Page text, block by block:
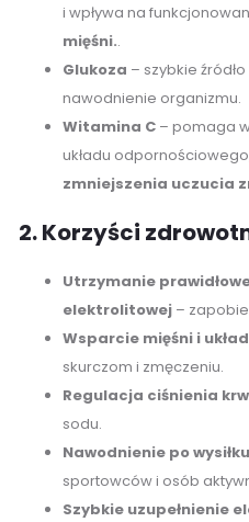
i wpływa na
mięśni..
Glukoza – szybkie
nawodnienie organizmu.
Witamina C – pomaga
układu
zmniejszenia uczucia
2. Korzyści
Utrzymanie
elektrolitowej –
Wsparcie mięśni i
skurczom i zmęczeniu.
Regulacja ciśnienia
sodu.
Nawodnienie po
sportowców i osób
Szybkie uzupełnienie